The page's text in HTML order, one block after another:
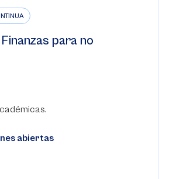
en Gerencia Estratégica
y Presupuestos con IA
abiertas